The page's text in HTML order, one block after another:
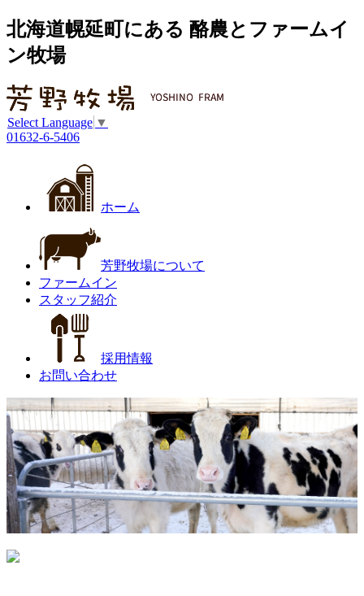
北海道幌延町にある 酪農とファームイ
ン牧場
Select Language ▼
01632-6-5406
ホーム
芳野牧場について
ファームイン
スタッフ紹介
採用情報
お問い合わせ